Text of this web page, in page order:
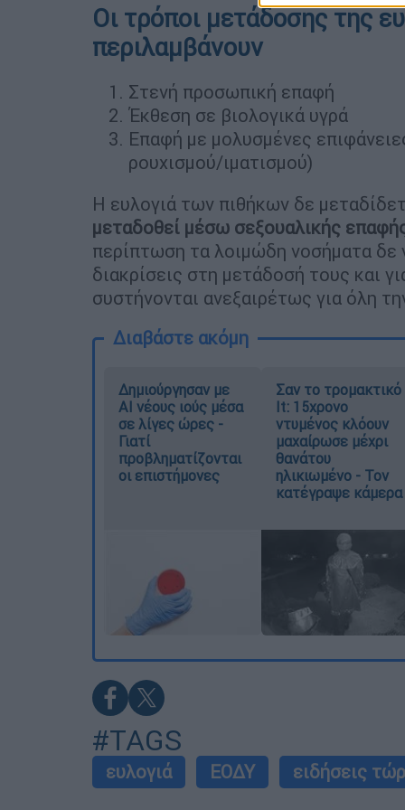
Οι τρόποι μετάδοσης της
περιλαμβάνουν
Στενή προσωπική επαφή
Έκθεση σε βιολογικά υγρά
Επαφή με μολυσμένες
ρουχισμού/ιματισμού)
Η ευλογιά των πιθήκων δε
μεταδοθεί μέσω σεξουαλικής
περίπτωση τα λοιμώδη νοσήματα δε
διακρίσεις στη μετάδοσή τους και
συστήνονται ανεξαιρέτως για όλη
Διαβάστε ακόμη
Δημιούργησαν με
AI νέους ιούς μέσα
σε λίγες ώρες -
Γιατί
προβληματίζονται
οι επιστήμονες
Σαν το τρομακτικό
It: 15χρονο
ντυμένος κλόουν
μαχαίρωσε μέχρι
θανάτου
ηλικιωμένο - Τον
κατέγραψε κάμερα
#TAGS
ευλογιά ΕΟΔΥ ειδήσεις